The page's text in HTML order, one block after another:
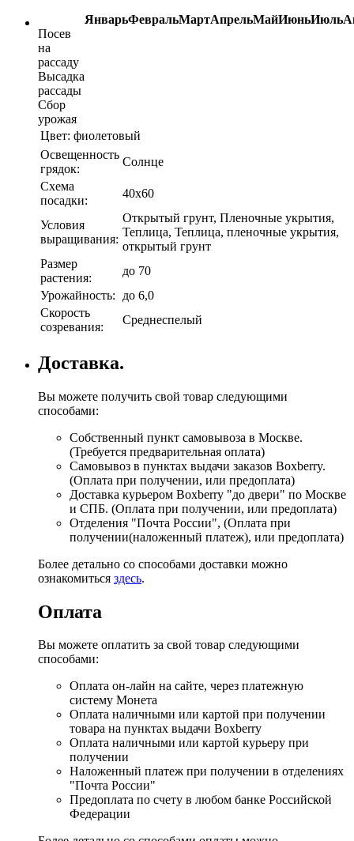
ЯнварьФевральМартАпрельМайИюньИюль
Посев
на
рассаду
Высадка
рассады
Сбор
урожая
Цвет: фиолетовый
Освещенность
грядок:
Солнце
Схема
посадки:
40х60
Условия
выращивания:
Открытый грунт, Пленочные укрытия,
Теплица, Теплица, пленочные укрытия,
открытый грунт
Размер
растения:
до 70
Урожайность:
до 6,0
Скорость
созревания:
Среднеспелый
Доставка.
Вы можете получить свой товар следующими
способами:
Собственный пункт самовывоза в Москве.
(Требуется предварительная оплата)
Самовывоз в пунктах выдачи заказов Boxberry.
(Оплата при получении, или предоплата)
Доставка курьером Boxberry "до двери" по Москве
и СПБ. (Оплата при получении, или предоплата)
Отделения "Почта России", (Оплата при
получении(наложенный платеж), или предоплата)
Более детально со способами доставки можно
ознакомиться здесь.
Оплата
Вы можете оплатить за свой товар следующими
способами:
Оплата он-лайн на сайте, через платежную
систему Монета
Оплата наличными или картой при получении
товара на пунктах выдачи Boxberry
Оплата наличными или картой курьеру при
получении
Наложенный платеж при получении в отделениях
"Почта России"
Предоплата по счету в любом банке Российской
Федерации